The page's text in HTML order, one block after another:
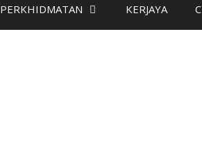
PERKHIDMATAN KERJAYA